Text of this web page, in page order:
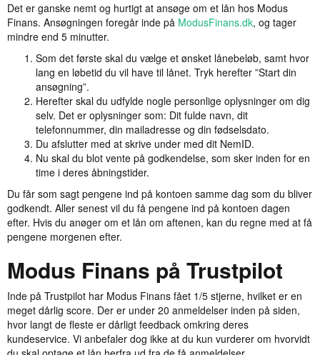
Det er ganske nemt og hurtigt at ansøge om et lån hos Modus
Finans. Ansøgningen foregår inde på ModusFinans.dk, og tager
mindre end 5 minutter.
Som det første skal du vælge et ønsket lånebeløb, samt hvor
lang en løbetid du vil have til lånet. Tryk herefter ”Start din
ansøgning”.
Herefter skal du udfylde nogle personlige oplysninger om dig
selv. Det er oplysninger som: Dit fulde navn, dit
telefonnummer, din mailadresse og din fødselsdato.
Du afslutter med at skrive under med dit NemID.
Nu skal du blot vente på godkendelse, som sker inden for en
time i deres åbningstider.
Du får som sagt pengene ind på kontoen samme dag som du bliver
godkendt. Aller senest vil du få pengene ind på kontoen dagen
efter. Hvis du anøger om et lån om aftenen, kan du regne med at få
pengene morgenen efter.
Modus Finans på Trustpilot
Inde på Trustpilot har Modus Finans fået 1/5 stjerne, hvilket er en
meget dårlig score. Der er under 20 anmeldelser inden på siden,
hvor langt de fleste er dårligt feedback omkring deres
kundeservice. Vi anbefaler dog ikke at du kun vurderer om hvorvidt